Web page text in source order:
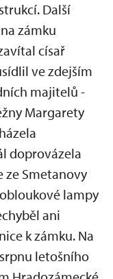
Další
zámku
císař
ve zdejším
majitelů -
Margarety
doprovázela
ze Smetanovy
lampy
ani
k zámku. Na
letošního